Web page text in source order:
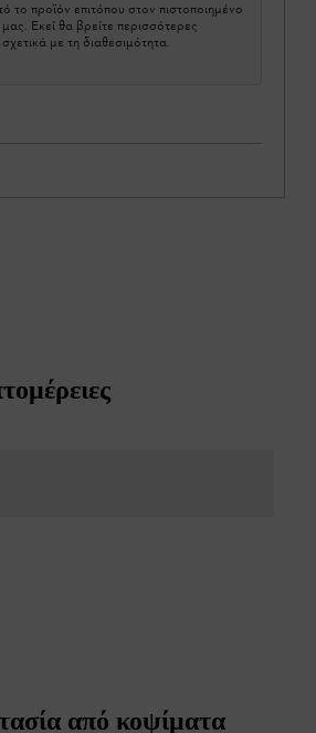
το προϊόν επιτόπου στον πιστοποιημένο
Εκεί θα βρείτε περισσότερες
με τη διαθεσιμότητα.
από κοψίματα